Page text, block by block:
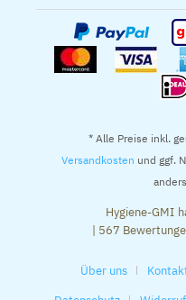
* Alle Preise inkl.
Versandkosten und ggf.
Hygiene-GMI
| 567
Über uns